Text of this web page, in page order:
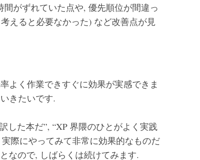
がずれていた点や, 優先順位が間違っ
えると必要なかった) など改善点が見
よく作業できすぐに効果が実感できま
きたいです.
した本だ”, “XP 界隈のひとがよく実践
際にやってみて非常に効果的なものだ
なので, しばらくは続けてみます.